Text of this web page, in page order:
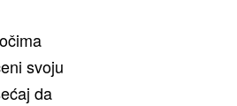
svoju
da